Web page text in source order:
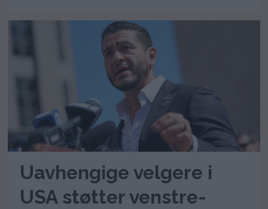
Uavhengige velgere i
USA støtter venstre-